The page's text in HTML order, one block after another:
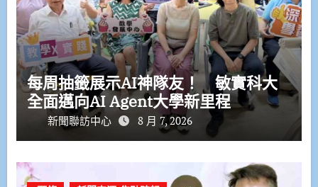
每周抽籤展示AI神隊友！ 敏實科大
全面邁向AI Agent大學新里程
新聞聯訪中心 8 月 7, 2026